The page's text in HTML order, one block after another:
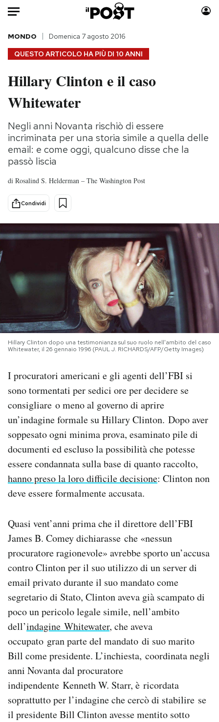
Auto
HOME
Italia
Politica
Tecnologia
Internet
Scienza
Cultura
Economia
Sport
Moda
Storie/Idee
Ok Boomer!
Media
Altrecose
PODCAST
NEWSLETTER
I MIEI PREFERITI
SHOP
AREA PERSONALE
Area Personale
Newsletter
Notifiche mobile
Regala il Post
Esci
QUESTO ARTICOLO HA PIÙ DI 10 ANNI
MONDO Domenica 7 agosto 2016
Hillary Clinton e il caso
Whitewater
Negli anni Novanta rischiò di essere
incriminata per una storia simile a quella delle
email: e come oggi, qualcuno disse che la
passò liscia
di Rosalind S. Helderman – The Washington Post
Condividi
Hillary Clinton dopo una testimonianza sul suo ruolo nell'ambito del caso
Whitewater, il 26 gennaio 1996 (PAUL J. RICHARDS/AFP/Getty Images)
I procuratori americani e gli agenti dell’FBI si
sono tormentati per sedici ore per decidere se
consigliare o meno al governo di aprire
un’indagine formale su Hillary Clinton. Dopo aver
soppesato ogni minima prova, esaminato pile di
documenti ed escluso la possibilità che potesse
essere condannata sulla base di quanto raccolto,
hanno preso la loro difficile decisione: Clinton non
deve essere formalmente accusata.
Quasi vent’anni prima che il direttore dell’FBI
James B. Comey dichiarasse che «nessun
procuratore ragionevole» avrebbe sporto un’accusa
contro Clinton per il suo utilizzo di un server di
email privato durante il suo mandato come
segretario di Stato, Clinton aveva già scampato di
poco un pericolo legale simile, nell’ambito
dell’indagine Whitewater, che aveva
occupato gran parte del mandato di suo marito
Bill come presidente. L’inchiesta, coordinata negli
anni Novanta dal procuratore
indipendente Kenneth W. Starr, è ricordata
soprattutto per l’indagine che cercò di stabilire se
il presidente Bill Clinton avesse mentito sotto